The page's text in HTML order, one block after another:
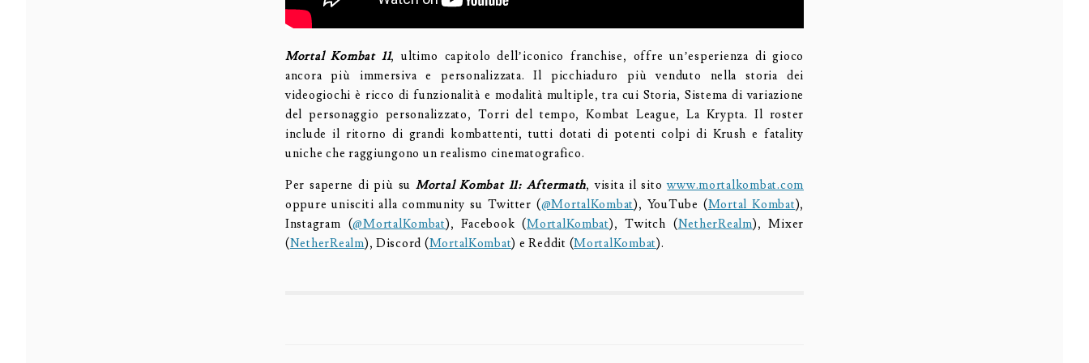
Mortal Kombat 11, ultimo capitolo dell’iconico franchise, offre un’esperienza di gioco
ancora più immersiva e personalizzata. Il picchiaduro più venduto nella storia dei
videogiochi è ricco di funzionalità e modalità multiple, tra cui Storia, Sistema di variazione
del personaggio personalizzato, Torri del tempo, Kombat League, La Krypta. Il roster
include il ritorno di grandi kombattenti, tutti dotati di potenti colpi di Krush e fatality
uniche che raggiungono un realismo cinematografico.
Per saperne di più su Mortal Kombat 11: Aftermath, visita il sitowww.mortalkombat.com
oppure unisciti alla community su Twitter (@MortalKombat), YouTube (Mortal Kombat),
Instagram (@MortalKombat), Facebook (MortalKombat), Twitch (NetherRealm), Mixer
(NetherRealm), Discord (MortalKombat) e Reddit (MortalKombat).